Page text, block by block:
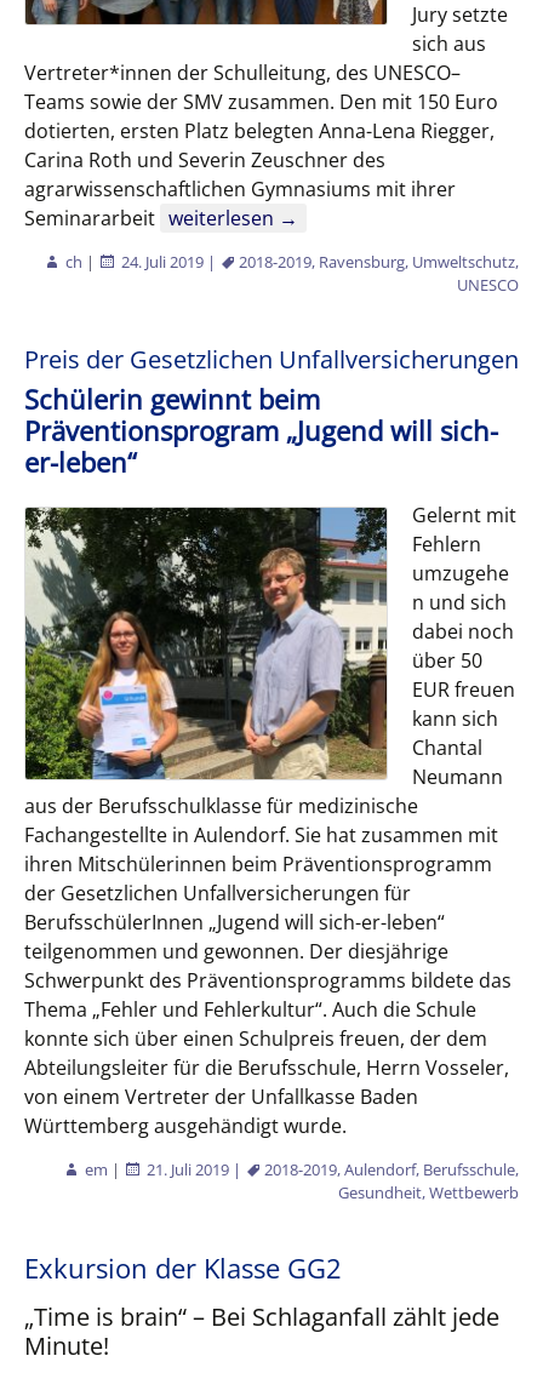
Jury setzte
sich aus
Vertreter*innen der Schulleitung, des UNESCO–
Teams sowie der SMV zusammen. Den mit 150 Euro
dotierten, ersten Platz belegten Anna-Lena Riegger,
Carina Roth und Severin Zeuschner des
agrarwissenschaftlichen Gymnasiums mit ihrer
Seminararbeit UNESCO-Projektschule
weiterlesen →
ch | 24. Juli 2019 | 2018-2019, Ravensburg, Umweltschutz,
UNESCO
Preis der Gesetzlichen Unfallversicherungen
Schülerin gewinnt beim
Präventionsprogram „Jugend will sich-
er-leben“
Gelernt mit
Fehlern
umzugehe
n und sich
dabei noch
über 50
EUR freuen
kann sich
Chantal
Neumann
aus der Berufsschulklasse für medizinische
Fachangestellte in Aulendorf. Sie hat zusammen mit
ihren Mitschülerinnen beim Präventionsprogramm
der Gesetzlichen Unfallversicherungen für
BerufsschülerInnen „Jugend will sich-er-leben“
teilgenommen und gewonnen. Der diesjährige
Schwerpunkt des Präventionsprogramms bildete das
Thema „Fehler und Fehlerkultur“. Auch die Schule
konnte sich über einen Schulpreis freuen, der dem
Abteilungsleiter für die Berufsschule, Herrn Vosseler,
von einem Vertreter der Unfallkasse Baden
Württemberg ausgehändigt wurde.
em | 21. Juli 2019 | 2018-2019,Aulendorf, Berufsschule,
Gesundheit,Wettbewerb
Exkursion der Klasse GG2
„Time is brain“ – Bei Schlaganfall zählt jede
Minute!